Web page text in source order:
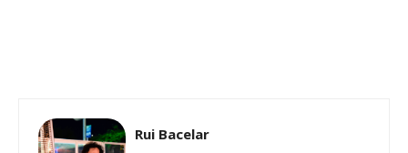
Rui Bacelar